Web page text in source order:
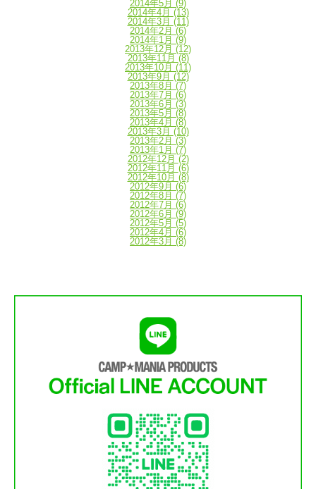
2014年5月 (9)
2014年4月 (13)
2014年3月 (11)
2014年2月 (6)
2014年1月 (9)
2013年12月 (12)
2013年11月 (8)
2013年10月 (11)
2013年9月 (12)
2013年8月 (7)
2013年7月 (6)
2013年6月 (3)
2013年5月 (8)
2013年4月 (8)
2013年3月 (10)
2013年2月 (3)
2013年1月 (7)
2012年12月 (2)
2012年11月 (6)
2012年10月 (8)
2012年9月 (6)
2012年8月 (7)
2012年7月 (6)
2012年6月 (9)
2012年5月 (5)
2012年4月 (6)
2012年3月 (8)